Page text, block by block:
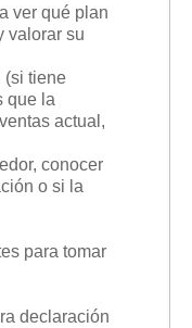
ver qué plan
valorar su
(si tiene
que la
actual,
conocer
o si la
para tomar
declaración